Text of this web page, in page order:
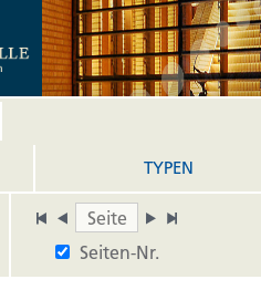
TYPEN
Seiten-Nr.